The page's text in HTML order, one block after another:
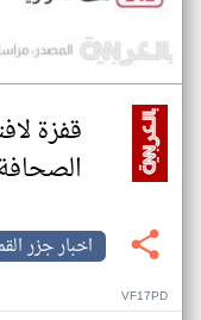
قفزة
اخبار جزر
VF17PD